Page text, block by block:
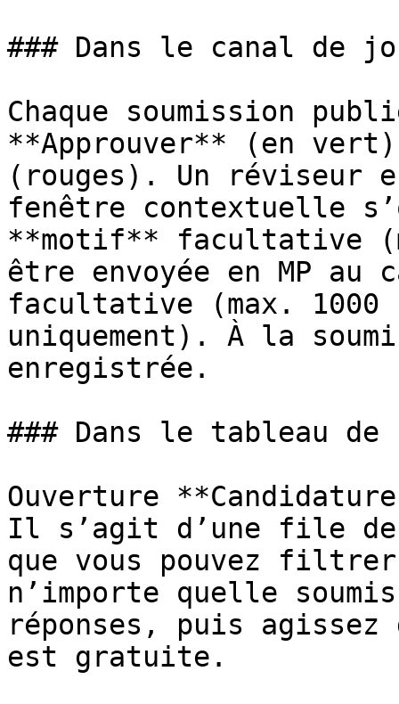
### Dans le canal de
Chaque soumission
**Approuver** (en
(rouges). Un réviseur
fenêtre contextuelle
**motif** facultative
être envoyée en MP
facultative (max.
uniquement). À la
enregistrée.
### Dans le tableau de
Ouverture
Il s’agit d’une file de
que vous pouvez
n’importe quelle
réponses, puis
est gratuite.